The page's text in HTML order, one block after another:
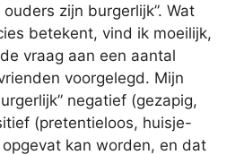
zijn burgerlijk”. Wat
betekent, vind ik moeilijk,
vraag aan een aantal
voorgelegd. Mijn
negatief (gezapig,
(pretentieloos, huisje-
kan worden, en dat